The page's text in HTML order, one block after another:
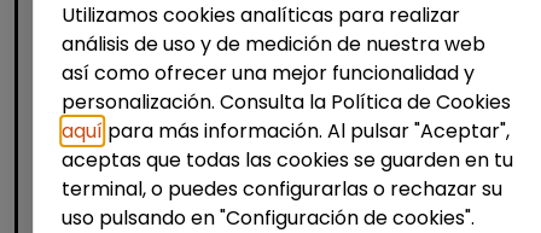
España(Barcelona)
Fundación GoodJob somos una
organización sin ánimo de lucro que
trabajamos por la integración laboral en el
mercado ordinario, de personas con
discapacidad. Seguimos...
% de respuesta: 93,75%
Utilizamos cookies analíticas para realizar
análisis de uso y de medición de nuestra web
así como ofrecer una mejor funcionalidad y
personalización. Consulta la Política de Cookies
aquí para más información. Al pulsar "Aceptar",
aceptas que todas las cookies se guarden en tu
terminal, o puedes configurarlas o rechazar su
uso pulsando en "Configuración de cookies".